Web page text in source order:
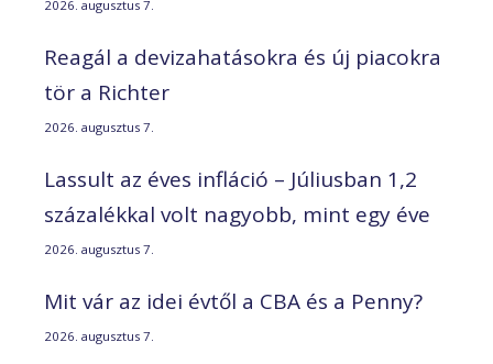
2026. augusztus 7.
Reagál a devizahatásokra és új piacokra
tör a Richter
2026. augusztus 7.
Lassult az éves infláció – Júliusban 1,2
százalékkal volt nagyobb, mint egy éve
2026. augusztus 7.
Mit vár az idei évtől a CBA és a Penny?
2026. augusztus 7.